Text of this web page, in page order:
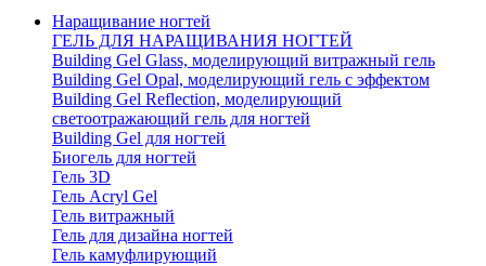
Наращивание ногтей
ГЕЛЬ ДЛЯ НАРАЩИВАНИЯ НОГТЕЙ
Building Gel Glass, моделирующий витражный гель
Building Gel Opal, моделирующий гель с эффектом
Building Gel Reflection, моделирующий
светоотражающий гель для ногтей
Building Gel для ногтей
Биогель для ногтей
Гель 3D
Гель Acryl Gel
Гель витражный
Гель для дизайна ногтей
Гель камуфлирующий